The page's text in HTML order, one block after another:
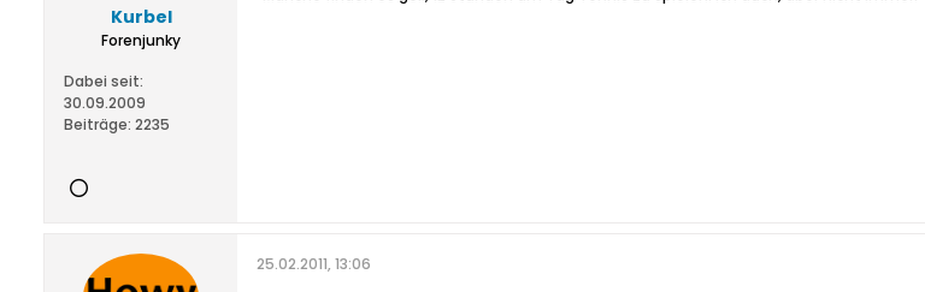
Kurbel
Forenjunky
Dabei seit:
30.09.2009
Beiträge: 2235
25.02.2011, 13:06